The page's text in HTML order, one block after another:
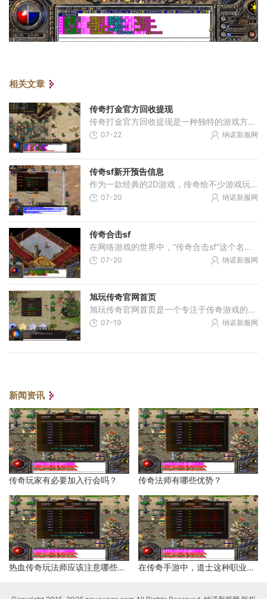
相关文章
传奇打金官方回收提现
传奇打金官方回收提现是一种独特的游戏方式，它不仅让玩家可以享受传奇的乐趣，还能通过游戏中的收集、回收和提现系统来获取真实货币。下面将详细介绍这一创新的游戏模式。传
07-22 纳诺新服网
传奇sf新开预告信息
作为一款经典的2D游戏，传奇给不少游戏玩家带来了很多美好的回忆。它以角色扮演为主题，通过万人在线的模式，让玩家们可以尽情展现自己的实力和智慧。今天，我将向大家介绍一下
07-20 纳诺新服网
传奇合击sf
在网络游戏的世界中，“传奇合击sf”这个名字对于众多玩家而言，绝对不会感到陌生。冰雪传奇是一款以经典传奇游戏为蓝本，融合了新元素和创新玩法的2D角色扮演游戏，它不仅延续
07-20 纳诺新服网
旭玩传奇官网首页
旭玩传奇官网首页是一个专注于传奇游戏的在线平台。作为传奇游戏的经典之作，《传奇》自问世以来便吸引了一大批忠实的玩家。旭玩传奇官网首页致力于为广大玩家提供优质、稳定
07-19 纳诺新服网
新闻资讯
传奇玩家有必要加入行会吗？ 传奇法师有哪些优势？
热血传奇玩法师应该注意哪些地方？ 在传奇手游中，道士这种职业有哪些优势？